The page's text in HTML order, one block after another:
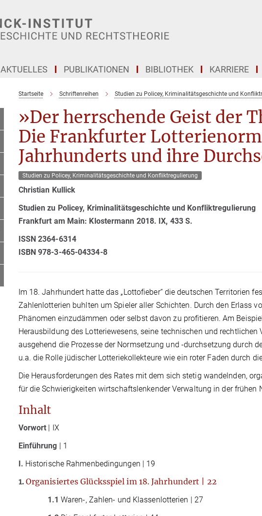
AKTUELLES PUBLIKATIONEN BIBLIOTHEK KARRIERE
Startseite Schriftenreihen Studien zu Policey, Kriminalitätsgeschichte und
»Der herrschende Geist der
Die Frankfurter
Jahrhunderts und ihre
Studien zu Policey‚ Kriminalitätsgeschichte und Konfliktregulierung
Christian Kullick
Studien zu Policey, Kriminalitätsgeschichte und Konfliktregulierung
Frankfurt am Main: Klostermann 2018. IX, 433 S.
ISSN 2364-6314
ISBN 978-3-465-04334-8
Im 18. Jahrhundert hatte das „Lottofieber“ die deutschen Territorien
Zahlenlotterien buhlten um Spieler aller Schichten. Durch den Erlass
Phänomen einzudämmen oder selbst davon zu profitieren. Am
Herausbildung des Lotteriewesens, seine technischen und
ausgehend die Prozesse der Normsetzung und -durchsetzung durch
u.a. die Rolle jüdischer Lotteriekollekteure wie ein roter Faden durch
Die Herausforderungen des Rates mit dem sich stetig wandelnden,
für die Schwierigkeiten wirtschaftslenkender Verwaltung in der frühen
Inhalt
Vorwort | IX
Einführung | 1
I. Historische Rahmenbedingungen | 19
1.Organisiertes Glücksspiel im 18. Jahrhundert | 22
1.1 Waren-, Zahlen- und Klassenlotterien | 27